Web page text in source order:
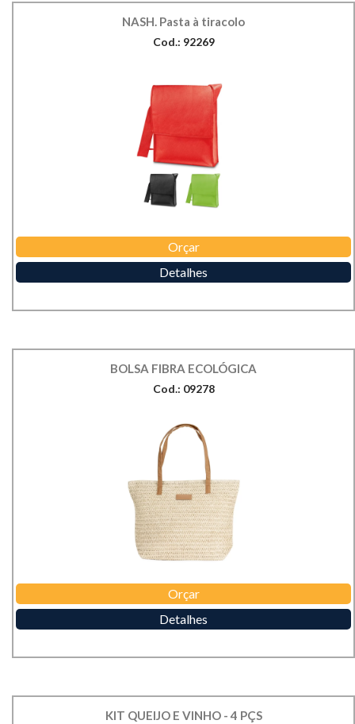
NASH. Pasta à tiracolo
Cod.: 92269
Orçar
Detalhes
BOLSA FIBRA ECOLÓGICA
Cod.: 09278
Orçar
Detalhes
KIT QUEIJO E VINHO - 4 PÇS